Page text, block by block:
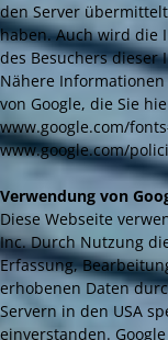
den Server
haben. Auch wird die
des Besuchers dieser
Nähere
von Google, die Sie
www.google.com/
www.google.com/
Verwendung von
Diese Webseite
Inc. Durch Nutzung
Erfassung,
erhobenen Daten
Servern in den USA
einverstanden.